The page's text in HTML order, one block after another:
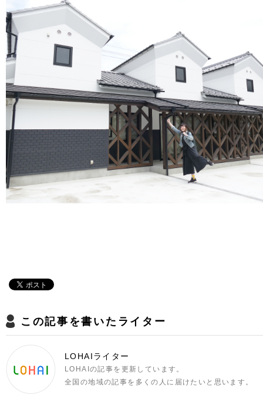
この記事を書いたライター
LOHAIライター
LOHAIの記事を更新しています。
全国の地域の記事を多くの人に届けたいと思います。